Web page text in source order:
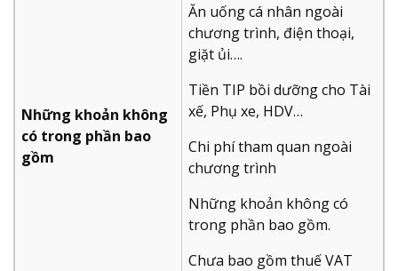
Những khoản không
có trong phần bao
gồm
Ăn uống cá nhân ngoài
chương trình, điện thoại,
giặt ủi….
Tiền TIP bồi dưỡng cho Tài
xế, Phụ xe, HDV…
Chi phí tham quan ngoài
chương trình
Những khoản không có
trong phần bao gồm.
Chưa bao gồm thuế VAT